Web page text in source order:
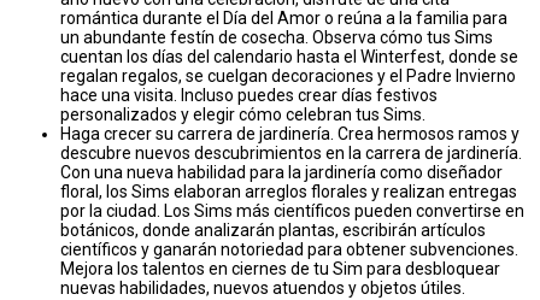
romántica durante el Día del Amor o reúna a la familia para
un abundante festín de cosecha. Observa cómo tus Sims
cuentan los días del calendario hasta el Winterfest, donde se
regalan regalos, se cuelgan decoraciones y el Padre Invierno
hace una visita. Incluso puedes crear días festivos
personalizados y elegir cómo celebran tus Sims.
Haga crecer su carrera de jardinería. Crea hermosos ramos y
descubre nuevos descubrimientos en la carrera de jardinería.
Con una nueva habilidad para la jardinería como diseñador
floral, los Sims elaboran arreglos florales y realizan entregas
por la ciudad. Los Sims más científicos pueden convertirse en
botánicos, donde analizarán plantas, escribirán artículos
científicos y ganarán notoriedad para obtener subvenciones.
Mejora los talentos en ciernes de tu Sim para desbloquear
nuevas habilidades, nuevos atuendos y objetos útiles.